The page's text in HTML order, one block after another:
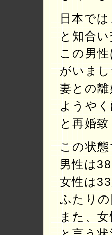
日本で
と知合
この男
がいま
妻との
ようや
と再婚
この状
男性は
女性は
ふたり
また、